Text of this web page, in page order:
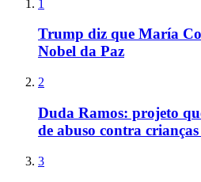
1
Trump diz que María
Nobel da Paz
2
Duda Ramos: projeto
de abuso contra
3